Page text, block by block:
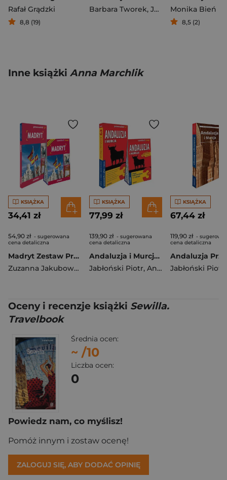
Rafał Grądzki
8,8 (19)
Barbara Tworek, Jabłoński Piotr
Monika Bień
8,5 (2)
Inne książki Anna Marchlik
KSIĄŻKA
34,41 zł
54,90 zł - sugerowana
cena detaliczna
Madryt Zestaw Przewodnikowy 2w1 light 2026
Zuzanna Jakubowska
,Anna Marchlik
KSIĄŻKA
77,99 zł
139,90 zł - sugerowana
cena detaliczna
Andaluzja i Murcja Zestaw Przewodnikowy 3w1 2025
Jabłoński Piotr, Anna Marchlik
KSIĄŻKA
67,44 zł
119,90 zł -
cena detaliczna
Jabłoński Piotr
Oceny i recenzje książki Sewilla.
Travelbook
Średnia ocen:
~ /10
Liczba ocen:
0
Powiedz nam, co myślisz!
Pomóż innym i zostaw ocenę!
ZALOGUJ SIĘ, ABY DODAĆ OPINIĘ